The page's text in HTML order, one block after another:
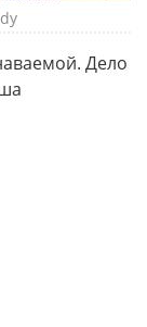
Дело